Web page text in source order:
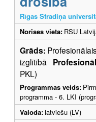
Rīgas Stradiņa
Norises vieta: RSU
Grāds:
izglītībā
PKL)
Programmas veids:
programma - 6. LKI
Valoda:latviešu (LV)